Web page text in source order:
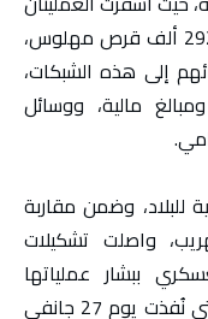
عن إحباط محاولة ترويج أربعة ملايين و292 ألف قرص مهلوس،
إلى هذه الشبكات،
مالية، ووسائل
للبلاد، وضمن مقاربة
واصلت تشكيلات
ببشار عملياتها
الميدانية، في أعقاب العملية النوعية التي نُفذت يوم 27 جانفي